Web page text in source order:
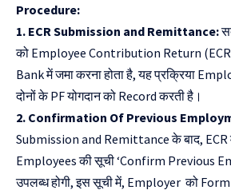
Procedure:
1. ECR Submission and Remittance:
को Employee Contribution Return
Bank में जमा करना होता है, यह प्रक्रिया
दोनों के PF योगदान को Record करती है।
2. Confirmation Of Previous
Submission and Remittance के बाद, ECR
Employees की सूची ‘Confirm Previous
उपलब्ध होगी, इस सूची में, Employer को